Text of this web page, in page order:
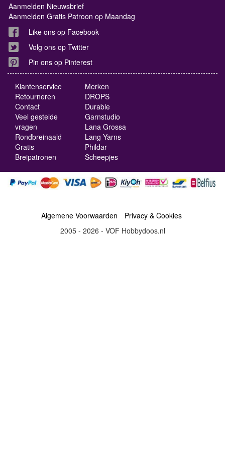
Aanmelden Nieuwsbrief
Aanmelden Gratis Patroon op Maandag
Like ons op Facebook
Volg ons op Twitter
Pin ons op Pinterest
Klantenservice
Retourneren
Contact
Veel gestelde
vragen
Rondbreinaald
Gratis
Breipatronen
Merken
DROPS
Durable
Garnstudio
Lana Grossa
Lang Yarns
Phildar
Scheepjes
Algemene Voorwaarden
Privacy & Cookies
2005 - 2026 - VOF Hobbydoos.nl